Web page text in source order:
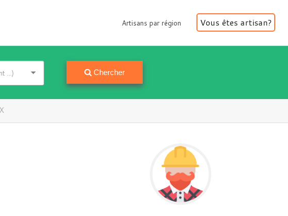
Artisans par région
Artisans par région Vous êtes artisan?
Chercher